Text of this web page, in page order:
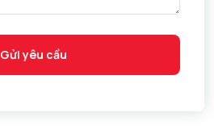
Gửi yêu cầu